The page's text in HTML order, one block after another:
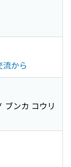
から
ブンカ コウリ